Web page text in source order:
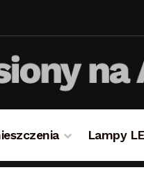
Lampy